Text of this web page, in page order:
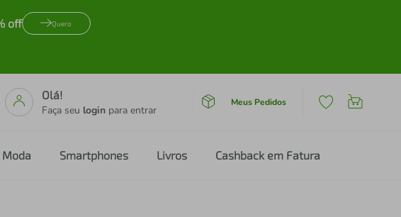
off Quero
Olá!
Faça seu login para entrar
Meus Pedidos
Moda Smartphones Livros Cashback em Fatura